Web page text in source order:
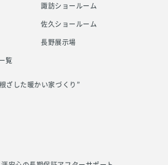
諏訪ショールーム
佐久ショールーム
長野展示場
覧
ざした暖かい家づくり”